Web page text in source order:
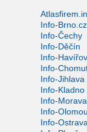
Info-Brno.cz
Info-Čechy
Info-Děčín
Info-Havířov
Info-
Info-Jihlava
Info-Kladno
Info-Morava
Info-
Info-Ostrava